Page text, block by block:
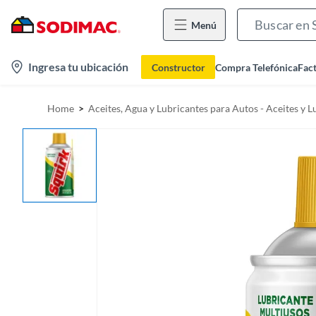
Menú
Ingresa tu ubicación Constructor Compra Telefónica
Home Aceites, Agua y Lubricantes para Autos - Aceites y